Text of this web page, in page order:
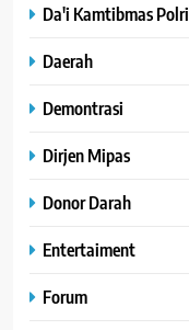
Da'i Kamtibmas Polri
Daerah
Demontrasi
Dirjen Mipas
Donor Darah
Entertaiment
Forum